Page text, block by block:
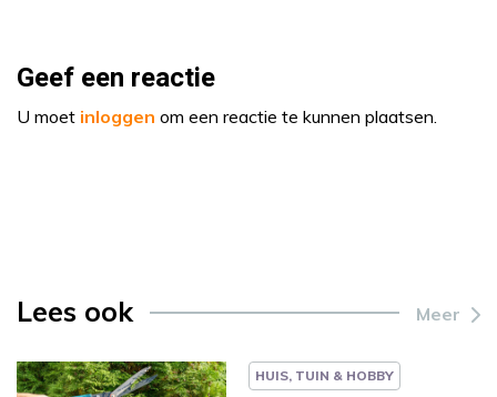
Geef een reactie
U moet inloggen om een reactie te kunnen plaatsen.
Lees ook Meer
HUIS, TUIN & HOBBY